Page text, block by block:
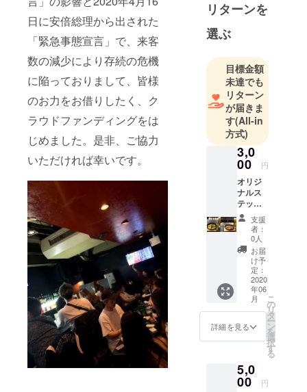
日に安倍総理から出された
「緊急事態宣言」で、来客
数の減少により存続の危機
に陥っておりまして、皆様
のお力をお借りしたく、ク
ラウドファンディングをは
じめました。是非、ご協力
いただければ幸いです。
に、系列店
Gon's酒店も
オープン予
定。
Free Style
Bar Re:0 (リ
ゼロ)
札幌市中央
区南6条西3
丁目 ニュー
オリンピア
ビル3階
系列店
Gon's酒店
札幌市中央
区南6条西3
丁目 エイト
ビル3階
リターンを
選ぶ
目標金額
未達でも
リターン
が届きま
す(All-in
方式)
3,0
00 円
オリジ
ナルス
テッ
カー＋
フード
券を3食
分提供
（ご来
店1回に
つき1品
利用）
支援
者：
0人
お届
け予
定：
2020
年06
月
詳細を見る
こ
の
リ
タ
ー
ン
を
選
択
す
る
5,0
00 円